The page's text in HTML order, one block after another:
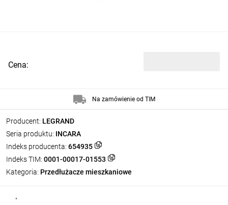
Producent: LEGRAND
Seria produktu: INCARA
Indeks producenta: 654935
Indeks TIM: 0001-00017-01553
Kategoria: Przedłużacze mieszkaniowe
Cena:
Na zamówienie od TIM